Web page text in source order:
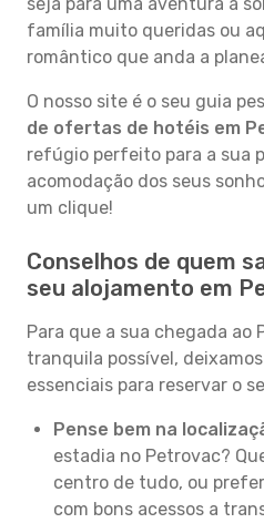
família muito queridas ou
romântico que anda a
O nosso site é o seu guia
de ofertas de hotéis em
refúgio perfeito para a sua
acomodação dos seus
um clique!
Conselhos de quem
seu alojamento em
Para que a sua chegada ao
tranquila possível,
essenciais para reservar o
Pense bem na
estadia no Petrovac?
centro de tudo, ou
com bons acessos a